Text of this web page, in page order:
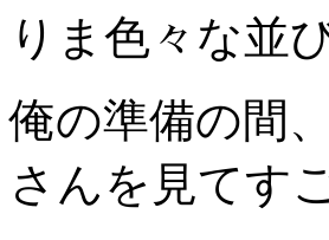
りま色々な並
俺の準備の間
さんを見てす